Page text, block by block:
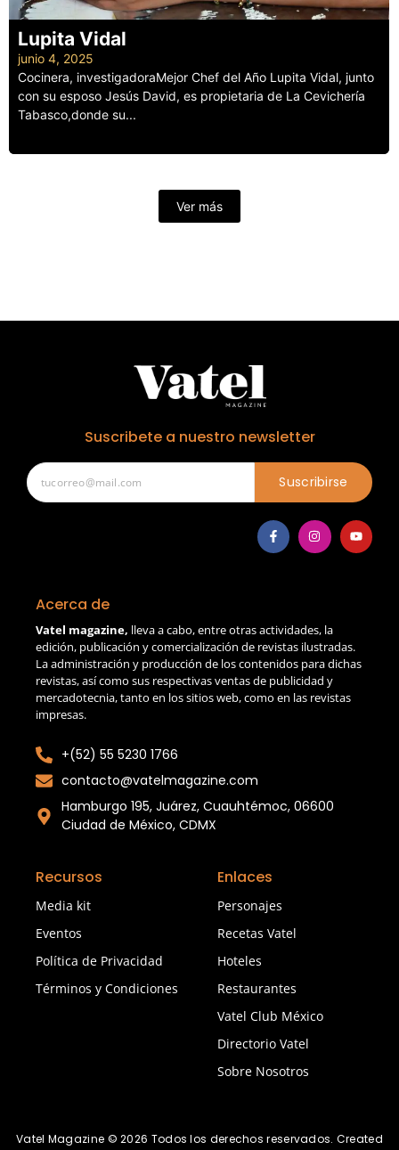
Lupita Vidal
junio 4, 2025
Cocinera, investigadoraMejor Chef del Año Lupita Vidal, junto
con su esposo Jesús David, es propietaria de La Cevichería
Tabasco,donde su...
Ver más
Suscribete a nuestro newsletter
Suscribirse
Acerca de
Vatel magazine, lleva a cabo, entre otras actividades, la
edición, publicación y comercialización de revistas ilustradas.
La administración y producción de los contenidos para dichas
revistas, así como sus respectivas ventas de publicidad y
mercadotecnia, tanto en los sitios web, como en las revistas
impresas.
+(52) 55 5230 1766
contacto@vatelmagazine.com
Hamburgo 195, Juárez, Cuauhtémoc, 06600
Ciudad de México, CDMX
Recursos
Media kit
Eventos
Política de Privacidad
Términos y Condiciones
Enlaces
Personajes
Recetas Vatel
Hoteles
Restaurantes
Vatel Club México
Directorio Vatel
Sobre Nosotros
Vatel Magazine © 2026 Todos los derechos reservados. Created